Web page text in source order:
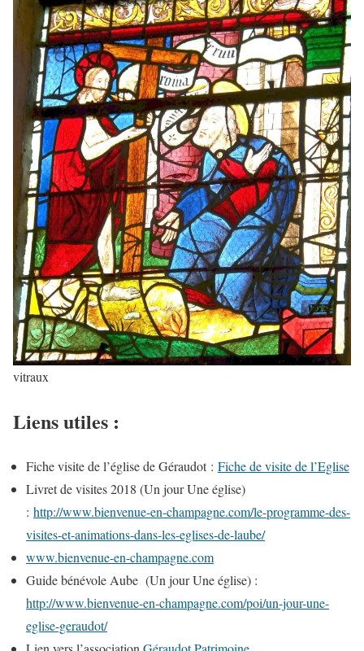
vitraux
Liens utiles :
Fiche visite de l’église de Géraudot : Fiche de visite de l’Eglise
Livret de visites 2018 (Un jour Une église)
: http://www.bienvenue-en-champagne.com/le-programme-des-
visites-et-animations-dans-les-eglises-de-laube/
www.bienvenue-en-champagne.com
Guide bénévole Aube (Un jour Une église) :
http://www.bienvenue-en-champagne.com/poi/un-jour-une-
eglise-geraudot/